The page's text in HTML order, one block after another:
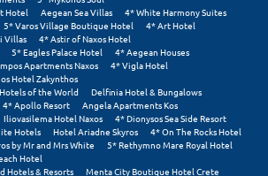
Hotel
Aegean Sea Villas
4* White Harmony Suites
5* Varos Village Boutique Hotel
4* Art Hotel
Villas
4* Astir of Naxos Hotel
5* Eagles Palace Hotel
4* Aegean Houses
Apartments Naxos
4* Vigla Hotel
Hotel Zakynthos
of the World
Delfinia Hotel & Bungalows
4* Apollo Resort
Angela Apartments Kos
Iliovasilema Hotel Naxos
4* Dionysos Sea Side Resort
Hotels
Hotel Ariadne Skyros
4* On The Rocks Hotel
by Mr and Mrs White
5* Rethymno Mare Royal Hotel
Hotel
Hotels & Resorts
Menta City Boutique Hotel Crete